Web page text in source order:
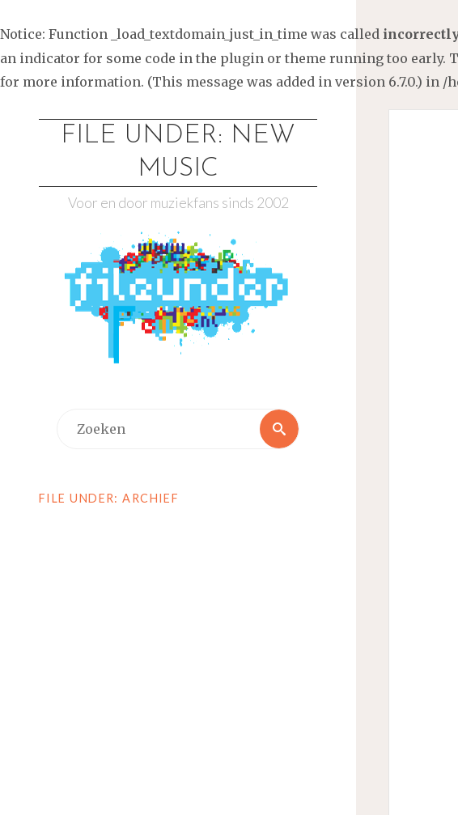
Notice: Function _load_textdomain_just_in_time was called
an indicator for some code in the plugin or theme running too early.
for more information. (This message was added in version 6.7.0.) in /
FILE UNDER: NEW
MUSIC
Voor en door muziekfans sinds 2002
Zoeken
FILE UNDER: ARCHIEF